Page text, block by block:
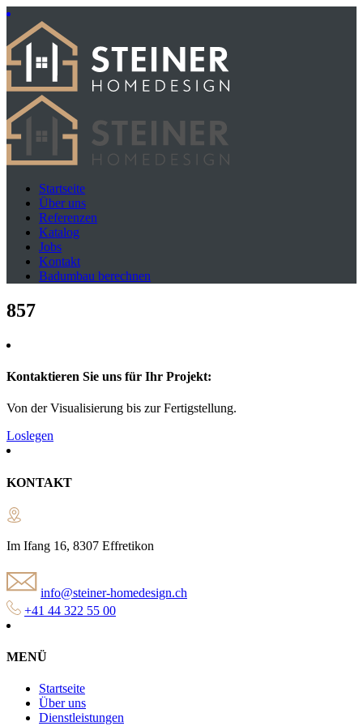
Startseite
Über uns
Referenzen
Katalog
Jobs
Kontakt
Badumbau berechnen
857
Kontaktieren Sie uns für Ihr Projekt:
Von der Visualisierung bis zur Fertigstellung.
Loslegen
KONTAKT
Im Ifang 16, 8307 Effretikon
info@steiner-homedesign.ch
+41 44 322 55 00
MENÜ
Startseite
Über uns
Dienstleistungen